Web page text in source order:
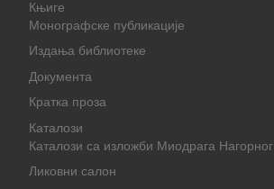
Књиге
Монографске публикације
Издања библиотеке
Документа
Кратка проза
Каталози
Каталози са изложби Миодрага Нагорног
Ликовни салон